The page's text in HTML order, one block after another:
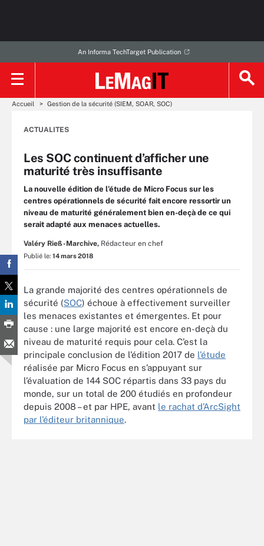
An Informa TechTarget Publication
Accueil Gestion de la sécurité (SIEM, SOAR, SOC)
ACTUALITES
Les SOC continuent d’afficher une
maturité très insuffisante
La nouvelle édition de l’étude de Micro Focus sur les
centres opérationnels de sécurité fait encore ressortir un
niveau de maturité généralement bien en-deçà de ce qui
serait adapté aux menaces actuelles.
Valéry Rieß-Marchive, Rédacteur en chef
Publié le: 14 mars 2018
La grande majorité des centres opérationnels de
sécurité (SOC) échoue à effectivement surveiller
les menaces existantes et émergentes. Et pour
cause : une large majorité est encore en-deçà du
niveau de maturité requis pour cela. C’est la
principale conclusion de l’édition 2017 de l’étude
réalisée par Micro Focus en s’appuyant sur
l’évaluation de 144 SOC répartis dans 33 pays du
monde, sur un total de 200 étudiés en profondeur
depuis 2008 – et par HPE, avant le rachat d’ArcSight
par l’éditeur britannique.